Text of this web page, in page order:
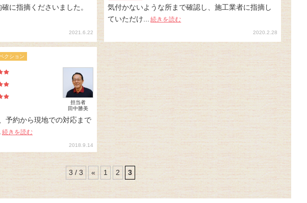
に指摘くださいました。
2021.6.22
気付かないような所まで確認し、施工業者に指摘し
ていただけ...
続きを読む
2020.2.28
クション
担当者
田中勝美
予約から現地での対応まで
続きを読む
2018.9.14
3 / 3 « 1 2 3